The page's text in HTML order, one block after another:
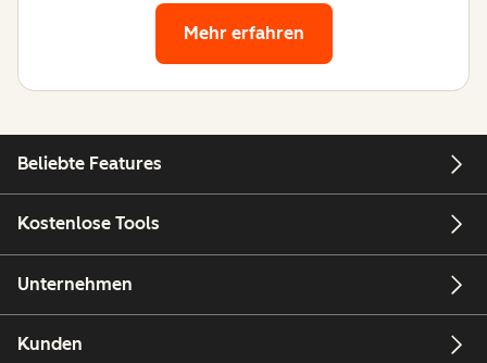
Mehr erfahren
Beliebte Features
Kostenlose Tools
Unternehmen
Kunden